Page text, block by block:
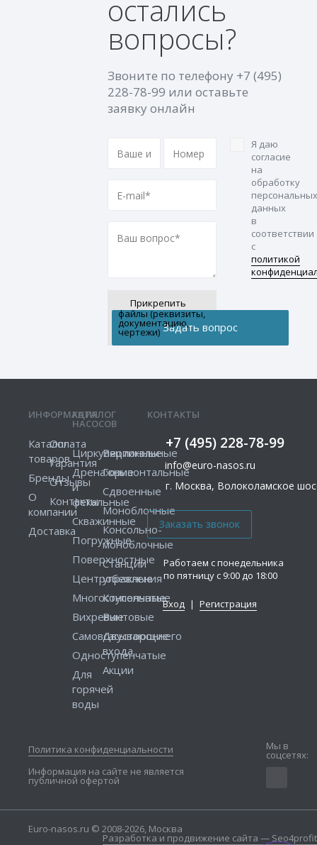
остались
вопросы?
Звоните по телефону +7 (495)
228-78-99 или оставьте
заявку онлайн
Прикрепить
файлы (реквизиты,
документацию,
чертежи)
Я даю
согласие
на
обработку
персональных
данных
в
соответствии
с
политикой
КОНТАКТЫ
+7 (495) 228-78-99
info@euro-nasos.ru
г. Москва, Волоколамское
Работаем с понедельника
по пятницу с 9:00 до 18:00
Вход | Регистрация
ИНФОРМАЦИЯ
Каталог
товаров
Бренды
О
компании
Доставка
Оплата
Гарантия
Отзывы
Контакты
КАТАЛОГ
НАСОСОВ
Циркуляционные
Дренажные
и
фекальные
Скважинные
Погружные
Поверхностные
Центробежные
Многоступенчатые
Вихревые
Самовсасывающие
Одноступенчатые
Для
горячей
воды
Вертикальные
Горизонтальные
Сдвоенные
Моноблочные
Консольно-
моноблочные
Станции
управления
Консольные
Винтовые
Двустороннего
входа
Акции
Политика конфиденциальности
Информация на сайте не является
публичной офертой
Мы в
соцсетях:
Euro-nasos.ru © 2008-2026, Москва
Разработка и продвижение сайта — Seo4profit